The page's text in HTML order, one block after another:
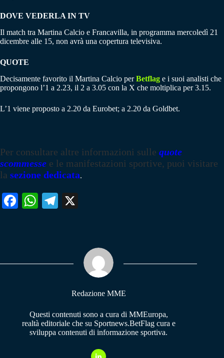
DOVE VEDERLA IN TV
Il match tra Martina Calcio e Francavilla, in programma mercoledì 21
dicembre alle 15, non avrà una copertura televisiva.
QUOTE
Decisamente favorito il Martina Calcio perBetflag e i suoi analisti che
propongono l’1 a 2.23, il 2 a 3.05 con la X che moltiplica per 3.15.
L’1 viene proposto a 2.20 da Eurobet; a 2.20 da Goldbet.
Per consultare altre informazioni sulle quote
scommesse e le manifestazioni sportive, puoi visitare
la sezione dedicata.
Fa W
pp
Te
m
Redazione MME
Questi contenuti sono a cura di MMEuropa,
realtà editoriale che su Sportnews.BetFlag cura e
sviluppa contenuti di informazione sportiva.